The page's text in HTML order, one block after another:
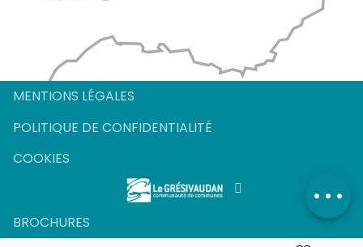
MENTIONS LÉGALES
POLITIQUE DE CONFIDENTIALITÉ
COOKIES
BROCHURES